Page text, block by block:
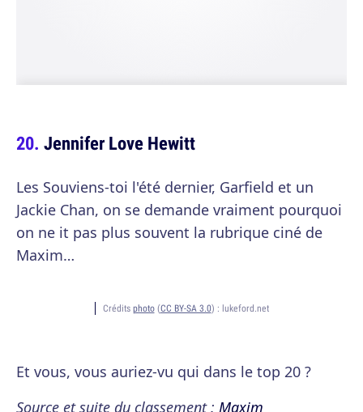
Jennifer Love Hewitt
Les Souviens-toi l'été dernier, Garfield et un
Jackie Chan, on se demande vraiment pourquoi
on ne it pas plus souvent la rubrique ciné de
Maxim…
Crédits photo(CC BY-SA 3.0) : lukeford.net
Et vous, vous auriez-vu qui dans le top 20 ?
Source et suite du classement : Maxim